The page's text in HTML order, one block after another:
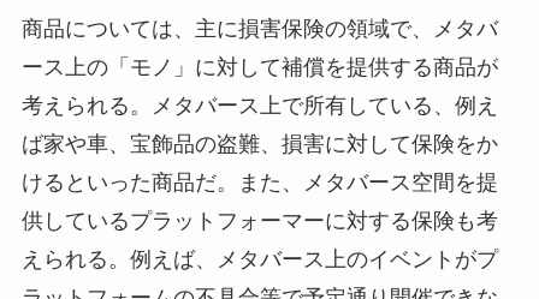
商品については、主に損害保険の領域で、メタバ
ース上の「モノ」に対して補償を提供する商品が
考えられる。メタバース上で所有している、例え
ば家や車、宝飾品の盗難、損害に対して保険をか
けるといった商品だ。また、メタバース空間を提
供しているプラットフォーマーに対する保険も考
えられる。例えば、メタバース上のイベントがプ